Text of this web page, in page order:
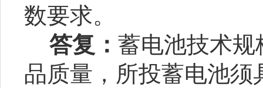
数要求。
答复： 蓄电池技术规
品质量，所投蓄电池